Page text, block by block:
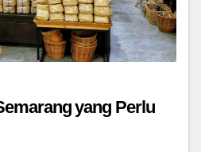
yang Perlu